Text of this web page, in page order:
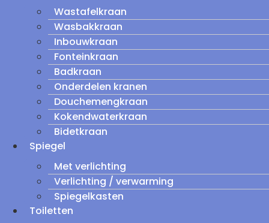
Wastafelkraan
Wasbakkraan
Inbouwkraan
Fonteinkraan
Badkraan
Onderdelen kranen
Douchemengkraan
Kokendwaterkraan
Bidetkraan
Spiegel
Met verlichting
Verlichting / verwarming
Spiegelkasten
Toiletten